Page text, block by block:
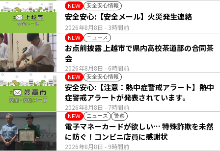
NEW 安全安心情報
2026年8月8日 - 3時間前
安全安心:【安全メール】火災発生連絡
NEW ニュース
2026年8月8日 - 6時間前
お点前披露 上越市で県内高校茶道部の合同茶
会
NEW 安全安心情報
2026年8月8日 - 7時間前
安全安心:【注意：熱中症警戒アラート】熱中
症警戒アラートが発表されています。
NEW ニュース 警察
2026年8月8日 - 9時間前
電子マネーカードが欲しい… 特殊詐欺を未然
に防ぐ！コンビニ店員に感謝状